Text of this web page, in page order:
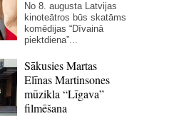
No 8. augusta Latvijas
kinoteātros būs skatāms
komēdijas “Dīvainā
piektdiena”...
Sākusies Martas
Elīnas Martinsones
mūzikla “Līgava”
filmēšana